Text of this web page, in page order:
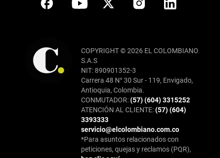
COPYRIGHT © 2026 EL COLOMBIANO
S.A.S
NIT: 890901352-3
Carrera 48 N° 30 Sur - 119, Envigado,
Antioquia, Colombia.
CONMUTADOR:(57) (604) 3315252
ATENCIÓN AL CLIENTE:(57) (604)
3393333
servicio@elcolombiano.com.co
*Para asuntos relacionados con
peticiones, quejas y reclamos (PQR),